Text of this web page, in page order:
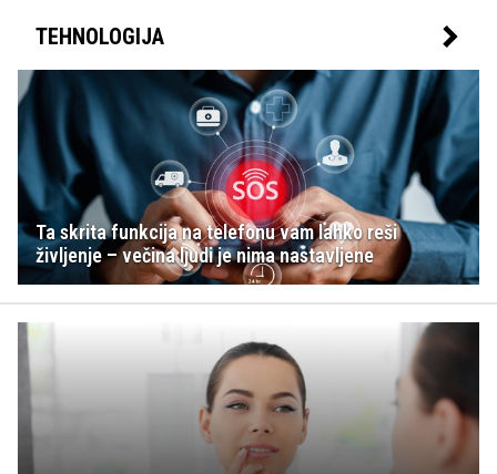
TEHNOLOGIJA
Ta skrita funkcija na telefonu vam lahko reši
življenje – večina ljudi je nima nastavljene